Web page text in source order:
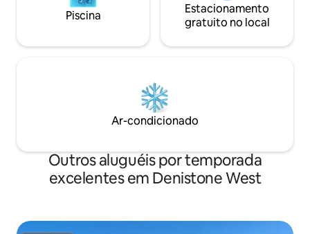
Piscina
Estacionamento
gratuito no local
Ar-condicionado
Outros aluguéis por temporada
excelentes em Denistone West